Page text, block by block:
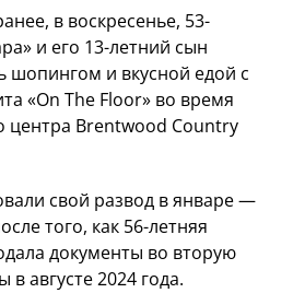
в воскресенье, 53-
и его 13-летний сын
шопингом и вкусной едой с
«On The Floor» во время
центра Brentwood Country
свой развод в январе —
того, как 56-летняя
документы во вторую
августе 2024 года.